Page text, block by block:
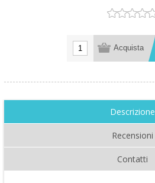
Descrizione
Recensioni
Contatti